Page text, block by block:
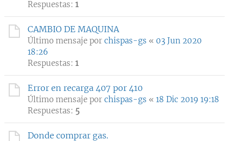
Respuestas: 1
CAMBIO DE MAQUINA
Último mensaje por chispas-gs « 03 Jun 2020
18:26
Respuestas: 1
Error en recarga 407 por 410
Último mensaje por chispas-gs « 18 Dic 2019 19:18
Respuestas: 5
Donde comprar gas.